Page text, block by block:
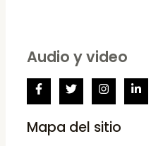
Audio y video
Mapa del sitio